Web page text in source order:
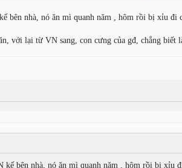
bên nhà, nó ăn mì quanh năm , hôm rồi bị xỉu đi
với lại từ VN sang, con cưng của gđ, chẳng biết
kế bên nhà, nó ăn mì quanh năm , hôm rồi bị xỉu